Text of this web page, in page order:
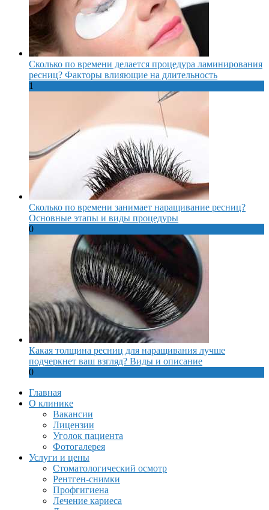
Сколько по времени делается процедура ламинирования
ресниц? Факторы влияющие на длительность
1
Сколько по времени занимает наращивание ресниц?
Основные этапы и виды процедуры
0
Какая толщина ресниц для наращивания лучше
подчеркнет ваш взгляд? Виды и описание
0
Главная
О клинике
Вакансии
Лицензии
Уголок пациента
Фотогалерея
Услуги и цены
Стоматологический осмотр
Рентген-снимки
Профгигиена
Лечение кариеса